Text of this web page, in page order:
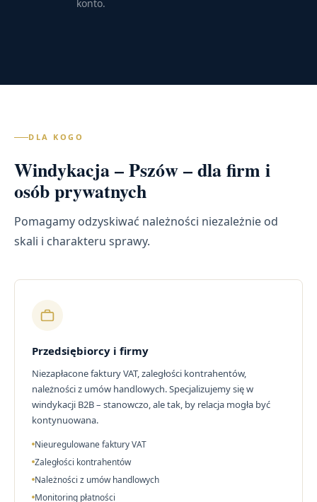
konto.
DLA KOGO
Windykacja – Pszów – dla firm i
osób prywatnych
Pomagamy odzyskiwać należności niezależnie od
skali i charakteru sprawy.
Przedsiębiorcy i firmy
Niezapłacone faktury VAT, zaległości kontrahentów,
należności z umów handlowych. Specjalizujemy się w
windykacji B2B – stanowczo, ale tak, by relacja mogła być
kontynuowana.
Nieuregulowane faktury VAT
Zaległości kontrahentów
Należności z umów handlowych
Monitoring płatności